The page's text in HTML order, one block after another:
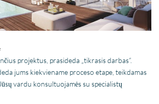
projektus, prasideda „tikrasis darbas”.
jums kiekviename proceso etape, teikdamas
vardu konsultuojamės su specialistų